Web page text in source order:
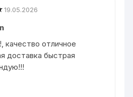
19.05.2026
качество отличное
доставка быстрая